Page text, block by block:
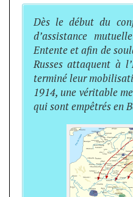
Dès le début du
d’assistance
Entente et afin de
Russes attaquent à
terminé leur
1914, une véritable
qui sont empêtrés en